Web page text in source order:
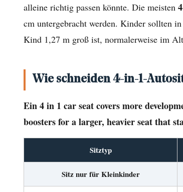
bis
Jahre)
Modus
4
Gürtelpositionierungs-
Booster
alleine richtig passen könnte. Die meisten
cm untergebracht werden. Kinder sollten
Kind 1,27 m groß ist, normalerweise im
Wie schneiden 4-in-1-
Ein 4 in 1 car seat covers more
boosters for a larger, heavier seat that
Sitztyp
Sitz nur für Kleinkinder